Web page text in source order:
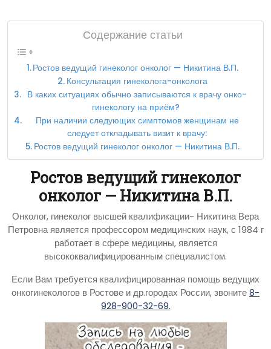
Содержание статьи
Ростов ведущий гинеколог онколог — Никитина В.П.
Консультация гинеколога-онколога
В каких ситуациях обычно записываются к врачу онко-
гинекологу на приём?
При наличии следующих симптомов женщинам не
следует откладывать визит к врачу:
Ростов ведущий гинеколог онколог — Никитина В.П.
Ростов ведущий гинеколог
онколог — Никитина В.П.
Онколог, гинеколог высшей квалификации- Никитина Вера
Петровна является профессором медицинских наук, с 1984 г
работает в сфере медицины, является
высококвалифицированным специалистом.
Если Вам требуется квалифицированная помощь ведущих
онкогинекологов в Ростове и др.городах России, звоните8-
928-900-32-69.